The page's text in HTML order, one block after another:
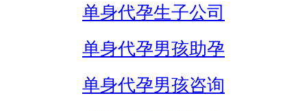
单身代孕生子公司
单身代孕男孩助孕
单身代孕男孩咨询